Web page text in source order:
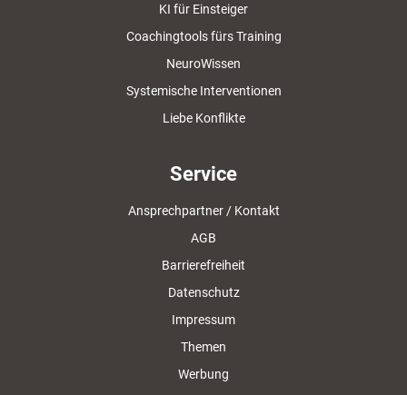
KI für Einsteiger
Coachingtools fürs Training
NeuroWissen
Systemische Interventionen
Liebe Konflikte
Service
Ansprechpartner / Kontakt
AGB
Barrierefreiheit
Datenschutz
Impressum
Themen
Werbung